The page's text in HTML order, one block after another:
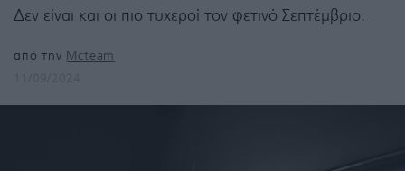
Δεν είναι και οι πιο τυχεροί τον φετινό Σεπτέμβριο.
από την Mcteam